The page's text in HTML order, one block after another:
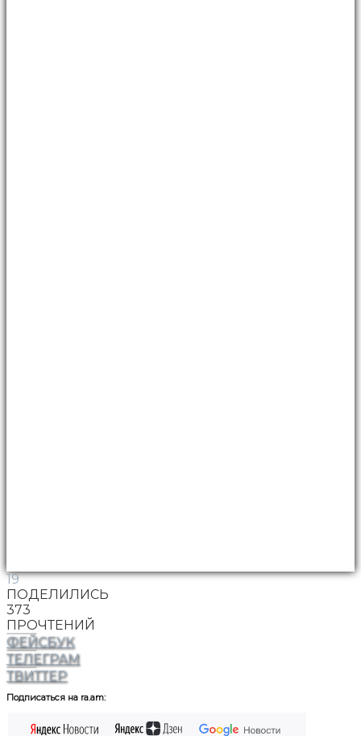
19
ПОДЕЛИЛИСЬ
373
ПРОЧТЕНИЙ
ФЕЙСБУК
ТЕЛЕГРАМ
ТВИТТЕР
Подписаться на ra.am: